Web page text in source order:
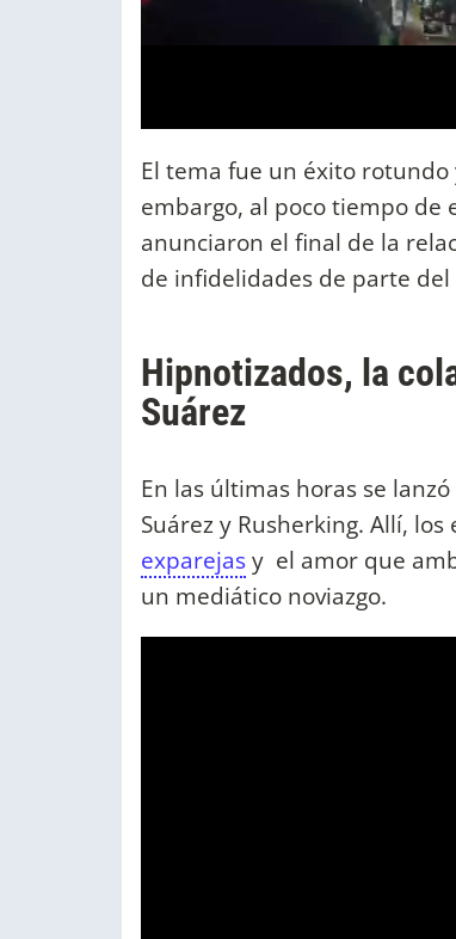
El tema fue un éxito
embargo, al poco tiempo de
anunciaron el final de la
de infidelidades de parte
Hipnotizados, la
Suárez
En las últimas horas se
Suárez y Rusherking. Allí,
exparejasy el amor que
un mediático noviazgo.